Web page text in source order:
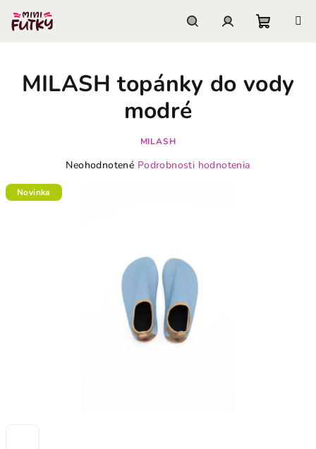
obsah
košík
MILASH topánky do vody
modré
MILASH
Priemerné
Neohodnotené Podrobnosti hodnotenia
Novinka